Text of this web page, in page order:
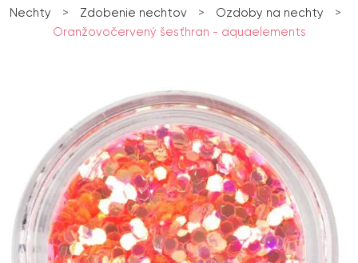
Nechty > Zdobenie nechtov > Ozdoby na nechty
>
Oranžovočervený šesťhran - aquaelements